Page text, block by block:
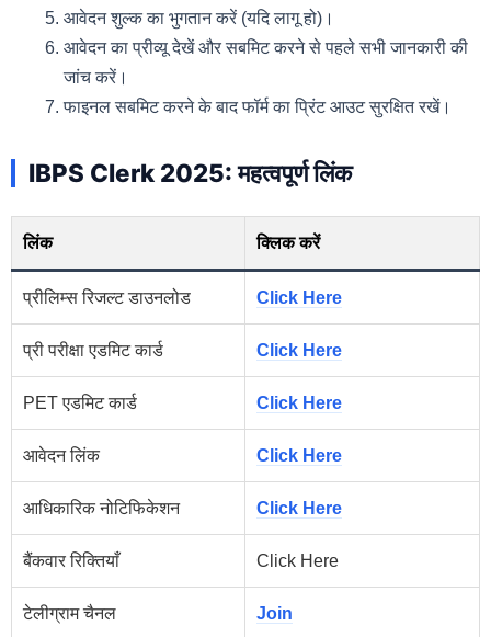
आवेदन शुल्क का भुगतान करें (यदि लागू हो)।
आवेदन का प्रीव्यू देखें और सबमिट करने से पहले सभी जानकारी की
जांच करें।
फाइनल सबमिट करने के बाद फॉर्म का प्रिंट आउट सुरक्षित रखें।
IBPS Clerk 2025: महत्वपूर्ण लिंक
लिंक क्लिक करें
प्रीलिम्स रिजल्ट डाउनलोड Click Here
प्री परीक्षा एडमिट कार्ड Click Here
PET एडमिट कार्ड Click Here
आवेदन लिंक Click Here
आधिकारिक नोटिफिकेशन Click Here
बैंकवार रिक्तियाँ Click Here
टेलीग्राम चैनल Join